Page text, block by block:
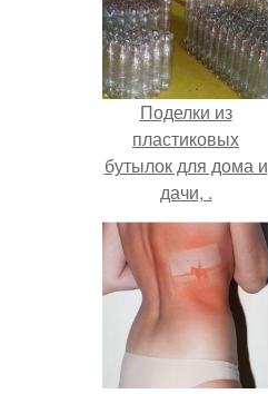
Поделки из
пластиковых
бутылок для дома и
дачи, .